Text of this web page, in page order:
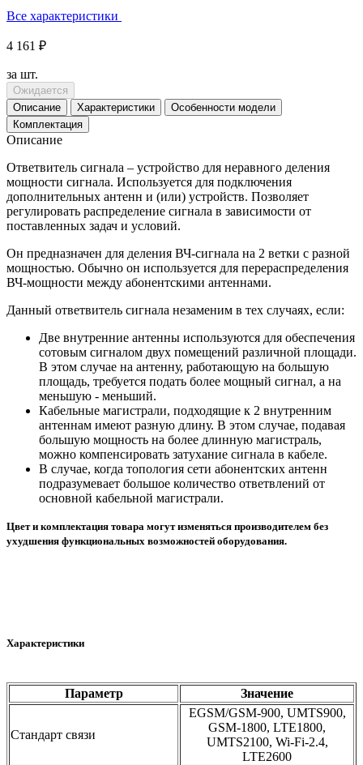
Все характеристики
4 161 ₽
за шт.
Ожидается
Описание
Характеристики
Особенности модели
Комплектация
Описание
Ответвитель сигнала – устройство для неравного деления
мощности сигнала. Используется для подключения
дополнительных антенн и (или) устройств. Позволяет
регулировать распределение сигнала в зависимости от
поставленных задач и условий.
Он предназначен для деления ВЧ-сигнала на 2 ветки с разной
мощностью. Обычно он используется для перераспределения
ВЧ-мощности между абонентскими антеннами.
Данный ответвитель сигнала незаменим в тех случаях, если:
Две внутренние антенны используются для обеспечения
сотовым сигналом двух помещений различной площади.
В этом случае на антенну, работающую на большую
площадь, требуется подать более мощный сигнал, а на
меньшую - меньший.
Кабельные магистрали, подходящие к 2 внутренним
антеннам имеют разную длину. В этом случае, подавая
большую мощность на более длинную магистраль,
можно компенсировать затухание сигнала в кабеле.
В случае, когда топология сети абонентских антенн
подразумевает большое количество ответвлений от
основной кабельной магистрали.
Цвет и комплектация товара могут изменяться производителем без
ухудшения функциональных возможностей оборудования.
Характеристики
Параметр Значение
Стандарт связи
EGSM/GSM-900, UMTS900,
GSM-1800, LTE1800,
UMTS2100, Wi-Fi-2.4,
LTE2600